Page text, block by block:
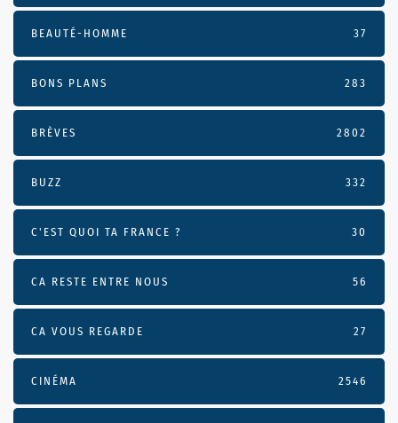
BEAUTÉ-HOMME 37
BONS PLANS 283
BRÈVES 2802
BUZZ 332
C'EST QUOI TA FRANCE ? 30
CA RESTE ENTRE NOUS 56
CA VOUS REGARDE 27
CINÉMA 2546